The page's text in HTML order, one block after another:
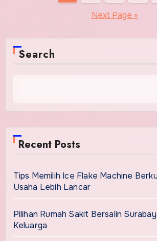
Next Page »
Search
Recent Posts
Tips Memilih Ice Flake Machine
Usaha Lebih Lancar
Pilihan Rumah Sakit Bersalin
Keluarga